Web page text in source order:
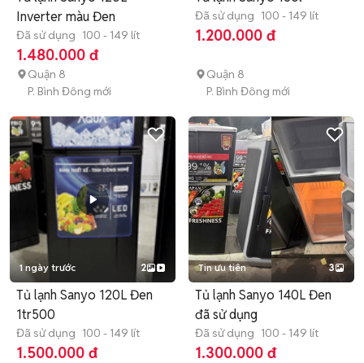
Inverter màu Đen
Đã sử dụng 100 - 149 lít
1.480.000 đ
Quận 8
P. Bình Đông mới
Đã sử dụng 100 - 149 lít
1.200.000 đ
Quận 8
P. Bình Đông mới
1 ngày trước 2
Tủ lạnh Sanyo 120L Đen
1tr500
Đã sử dụng 100 - 149 lít
1.500.000 đ
Tin ưu tiên 3
Tủ lạnh Sanyo 140L Đen
đã sử dụng
Đã sử dụng 100 - 149 lít
1.300.000 đ